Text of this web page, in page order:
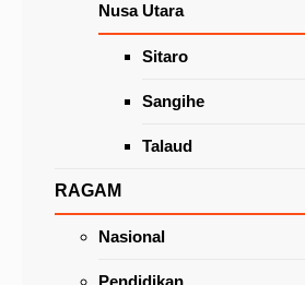
Nusa Utara
Sitaro
Sangihe
Talaud
RAGAM
Nasional
Gelar Pasukan Hapsa